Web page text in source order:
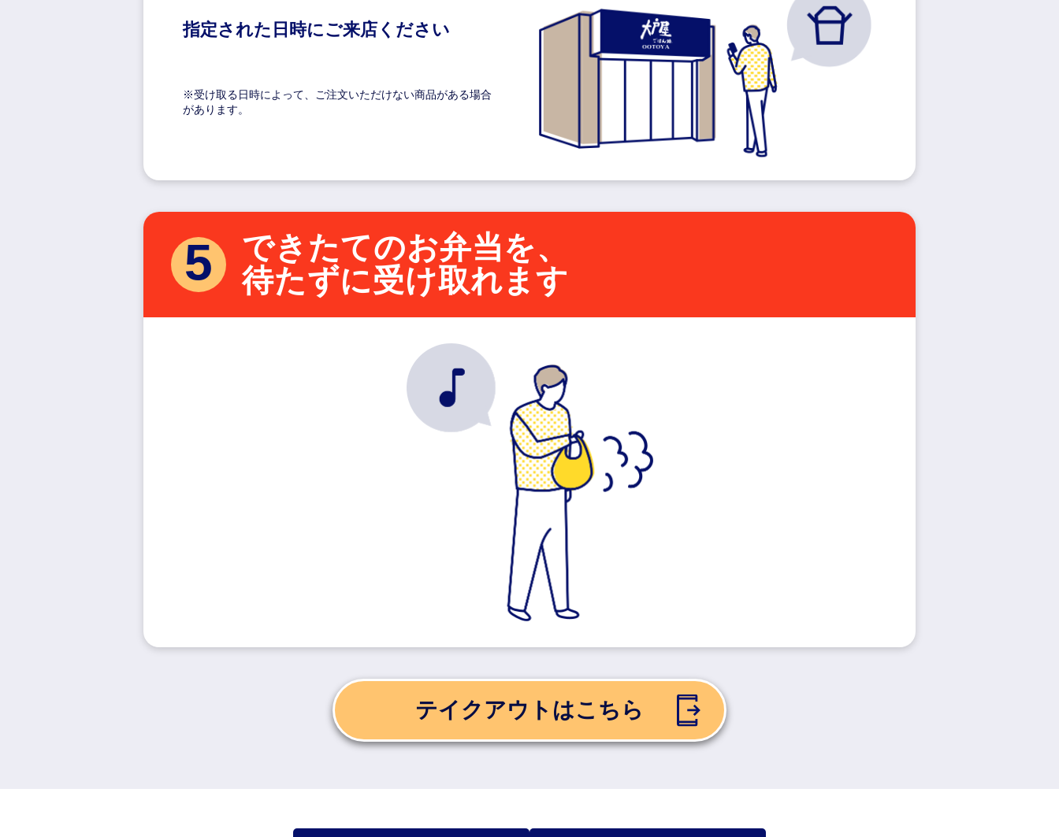
指定された日時にご来店ください
※受け取る日時によって、 ご注文いただけない商品がある場合
があります。
5
できたてのお弁当を、
待たずに受け取れます
テイクアウトはこちら